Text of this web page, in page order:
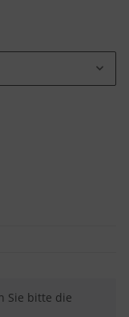
Sie bitte die